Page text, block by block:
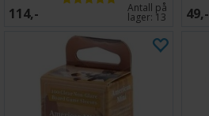
114,- Antall på
lager: 13 49,-